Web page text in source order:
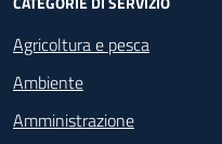
Agricoltura e pesca
Ambiente
Amministrazione